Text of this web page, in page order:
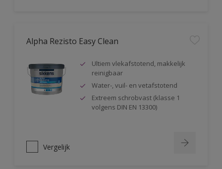
Alpha Rezisto Easy Clean
Ultiem vlekafstotend, makkelijk
reinigbaar
Water-, vuil- en vetafstotend
Extreem schrobvast (klasse 1
volgens DIN EN 13300)
Vergelijk